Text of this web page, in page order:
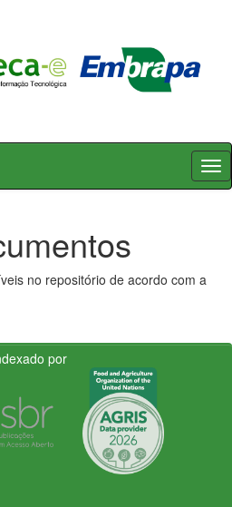
no repositório de acordo com a
por